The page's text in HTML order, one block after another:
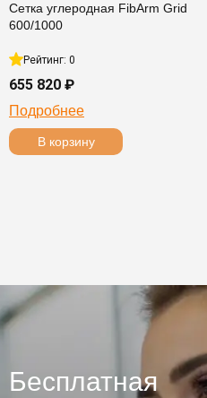
Сетка углеродная FibArm Grid
600/1000
Рейтинг: 0
655 820 ₽
Подробнее
В корзину
Бесплатная